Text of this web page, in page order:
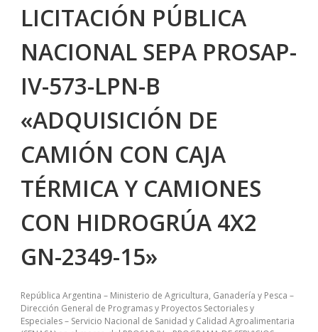
LICITACIÓN PÚBLICA
NACIONAL SEPA PROSAP-
IV-573-LPN-B
«ADQUISICIÓN DE
CAMIÓN CON CAJA
TÉRMICA Y CAMIONES
CON HIDROGRÚA 4X2
GN-2349-15»
República Argentina – Ministerio de Agricultura, Ganadería y Pesca –
Dirección General de Programas y Proyectos Sectoriales y
Especiales – Servicio Nacional de Sanidad y Calidad Agroalimentaria